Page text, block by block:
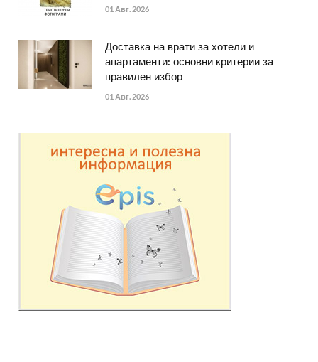
01 Авг. 2026
Доставка на врати за хотели и
апартаменти: основни критерии за
правилен избор
01 Авг. 2026